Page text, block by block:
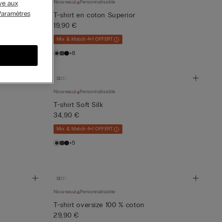
Nouveau Personnalisable
T-shirt en coton Superior
19,90 €
Mix & Match 4+1 OFFERT
+8
Nouveau Personnalisable
T-shirt Soft Silk
34,90 €
Mix & Match 4+1 OFFERT
+5
Nouveau Personnalisable
T-shirt oversize 100 % coton
29,90 €
aux